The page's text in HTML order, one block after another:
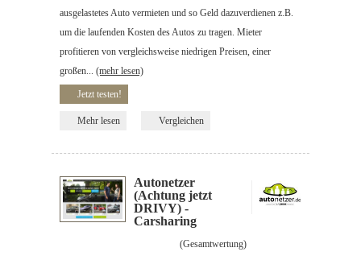
ausgelastetes Auto vermieten und so Geld dazuverdienen z.B.
um die laufenden Kosten des Autos zu tragen. Mieter
profitieren von vergleichsweise niedrigen Preisen, einer
großen... (mehr lesen)
Jetzt testen!
Mehr lesen Vergleichen
Autonetzer
(Achtung jetzt
DRIVY) -
Carsharing
(Gesamtwertung)